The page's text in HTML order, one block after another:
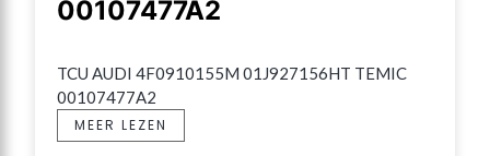
00107477A2
TCU AUDI 4F0910155M 01J927156HT TEMIC
00107477A2
MEER LEZEN